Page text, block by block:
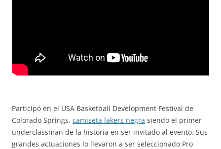
Participó en el USA Basketball Development Festival de
Colorado Springs, camiseta lakers negra siendo el primer
underclassman de la historia en ser invitado al evento. Sus
grandes actuaciones lo llevaron a ser seleccionado Pro